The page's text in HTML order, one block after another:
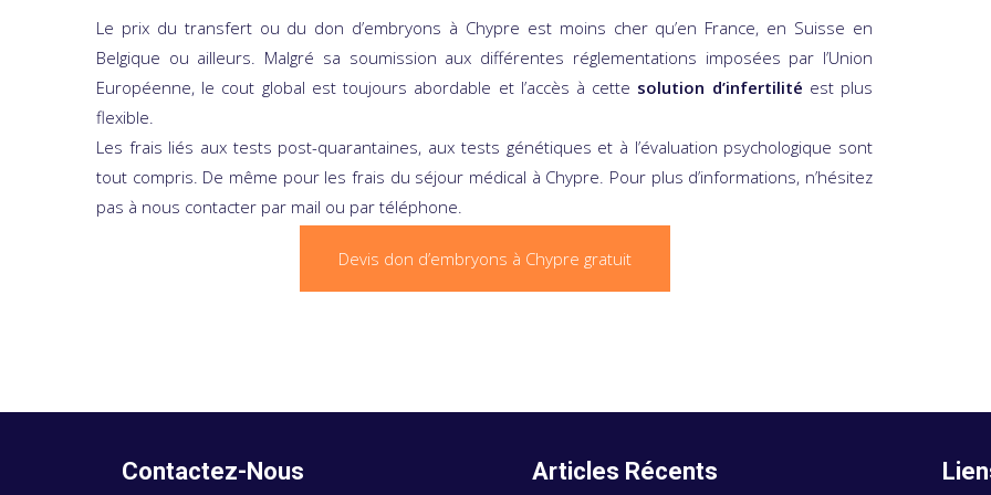
Le prix du transfert ou du don d’embryons à Chypre est moins cher qu’en France, en Suisse en
Belgique ou ailleurs. Malgré sa soumission aux différentes réglementations imposées par l’Union
Européenne, le cout global est toujours abordable et l’accès à cette solution d’infertilité est plus
flexible.
Les frais liés aux tests post-quarantaines, aux tests génétiques et à l’évaluation psychologique sont
tout compris. De même pour les frais du séjour médical à Chypre. Pour plus d’informations, n’hésitez
pas à nous contacter par mail ou par téléphone.
Devis don d’embryons à Chypre gratuit
Contactez-Nous Articles Récents